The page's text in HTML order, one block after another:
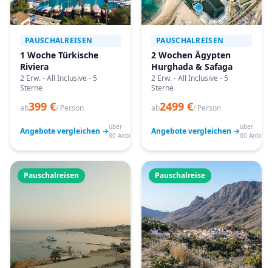
PAUSCHALREISEN
1 Woche Türkische
Riviera
2 Erw. - All Inclusive - 5
Sterne
ab399 €/ Person
Angebote vergleichen →über
80 Anbieter
PAUSCHALREISEN
2 Wochen Ägypten
Hurghada & Safaga
2 Erw. - All Inclusive - 5
Sterne
ab2499 €/ Person
Angebote vergleichen →über
80
Pauschalreisen Pauschalreise